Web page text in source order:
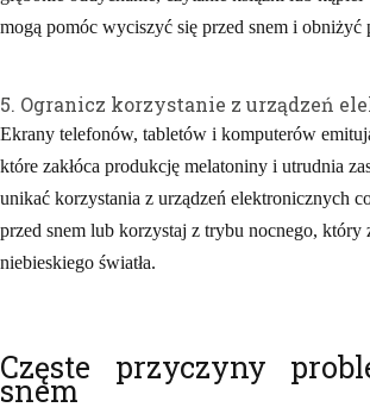
mogą pomóc wyciszyć się przed snem i obniżyć
5. Ogranicz korzystanie z urządzeń
Ekrany telefonów, tabletów i komputerów
które zakłóca produkcję melatoniny i utrudnia
unikać korzystania z urządzeń elektronicznych
przed snem lub korzystaj z trybu nocnego, który
niebieskiego światła.
Częste przyczyny
snem